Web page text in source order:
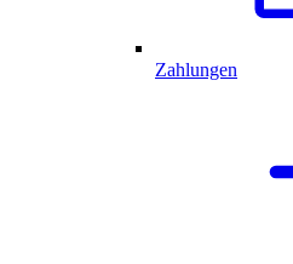
Zahlungen